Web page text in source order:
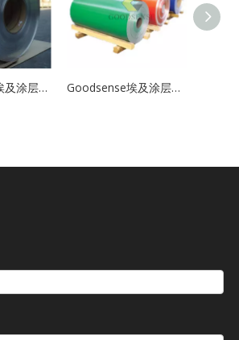
Goodsense 埃及涂层铝卷制造商非洲 Goodsense埃及涂层铝卷直营工厂